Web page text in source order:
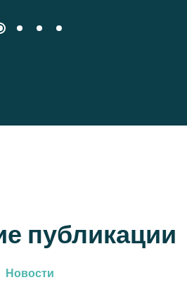
публикации
Новости